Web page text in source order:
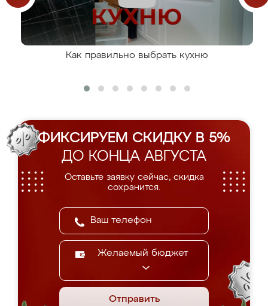
Как правильно выбрать кухню
ФИКСИРУЕМ СКИДКУ В 5%
ДО КОНЦА АВГУСТА
Оставьте заявку сейчас, скидка
сохранится.
Желаемый бюджет
Отправить